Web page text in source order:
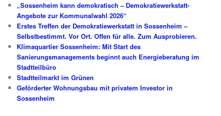
„Sossenheim kann demokratisch – Demokratiewerkstatt-
Angebote zur Kommunalwahl 2026“
Erstes Treffen der Demokratiewerkstatt in Sossenheim –
Selbstbestimmt. Vor Ort. Offen für alle. Zum Ausprobieren.
Klimaquartier Sossenheim: Mit Start des
Sanierungsmanagements beginnt auch Energieberatung im
Stadtteilbüro
Stadtteilmarkt im Grünen
Geförderter Wohnungsbau mit privatem Investor in
Sossenheim